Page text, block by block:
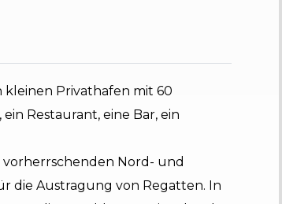
kleinen Privathafen mit 60
Restaurant, eine Bar, ein
vorherrschenden Nord- und
die Austragung von Regatten. In